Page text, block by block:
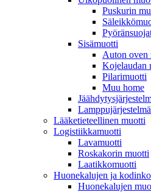
Puskurin
Sisämuotti
Auton oven
Kojelaudan
Pilarimuotti
Muu home
Lääketieteellinen muotti
Logistiikkamuotti
Lavamuotti
Roskakorin muotti
Laatikkomuotti
Huonekalujen ja
Huonekalujen